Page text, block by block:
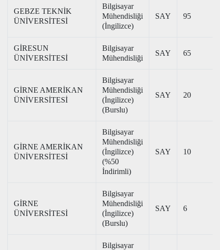
GEBZE TEKNİK
ÜNİVERSİTESİ
Bilgisayar
Mühendisliği
(İngilizce)
SAY 95
GİRESUN
ÜNİVERSİTESİ
Bilgisayar
Mühendisliği
SAY 65
GİRNE AMERİKAN
ÜNİVERSİTESİ
Bilgisayar
Mühendisliği
(İngilizce)
(Burslu)
SAY 20
GİRNE AMERİKAN
ÜNİVERSİTESİ
Bilgisayar
Mühendisliği
(İngilizce)
(%50
İndirimli)
SAY 10
GİRNE
ÜNİVERSİTESİ
Bilgisayar
Mühendisliği
(İngilizce)
(Burslu)
SAY 6
Bilgisayar